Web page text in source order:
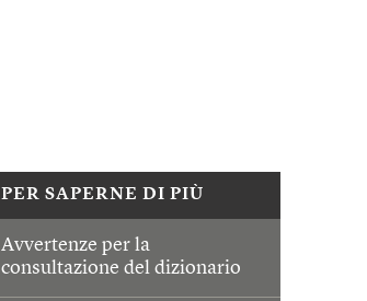
PER SAPERNE DI PIÙ
Avvertenze per la
consultazione del dizionario